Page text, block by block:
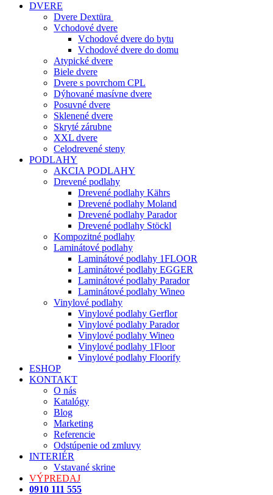
DVERE
Dvere Dextüra
Vchodové dvere
Vchodové dvere do bytu
Vchodové dvere do domu
Atypické dvere
Biele dvere
Dvere s povrchom CPL
Dýhované masívne dvere
Posuvné dvere
Sklenené dvere
Skryté zárubne
XXL dvere
Celodrevené steny
PODLAHY
AKCIA PODLAHY
Drevené podlahy
Drevené podlahy Kährs
Drevené podlahy Moland
Drevené podlahy Parador
Drevené podlahy Stöckl
Kompozitné podlahy
Laminátové podlahy
Laminátové podlahy 1FLOOR
Laminátové podlahy EGGER
Laminátové podlahy Parador
Laminátové podlahy Wineo
Vinylové podlahy
Vinylové podlahy Gerflor
Vinylové podlahy Parador
Vinylové podlahy Wineo
Vinylové podlahy 1Floor
Vinylové podlahy Floorify
ESHOP
KONTAKT
O nás
Katalógy
Blog
Marketing
Referencie
Odstúpenie od zmluvy
INTERIÉR
Vstavané skrine
VÝPREDAJ
0910 111 555